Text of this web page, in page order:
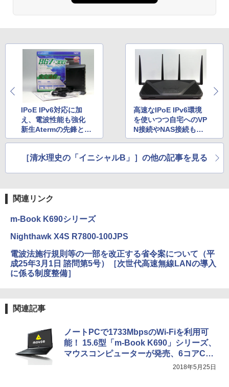
IPoE IPv6対応に加
え、電波性能も強化
新生Atermの先鋒とし
て登場した売れ筋モデ
P3」
高速なIPoE IPv6環境
を使いつつ自宅へのVP
N接続やNAS接続もあ
きらめない！
［清水理史の「イニシャルB」］の他の記事を見る
関連リンク
m-Book K690シリーズ
Nighthawk X4S R7800-100JPS
電波法施行規則等の一部を改正する省令案について（平
成25年3月1日 諮問第5号）［次世代高速無線LANの導入
に係る制度整備］
関連記事
ノートPCで1733MbpsのWi-Fiを利用可
能！ 15.6型「m-Book K690」シリーズ、
マウスコンピューターが発売、6コアCor
2018年5月25日